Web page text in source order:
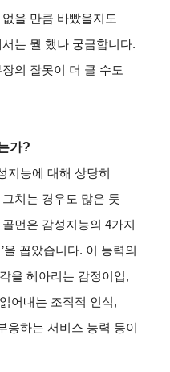
을 만큼 바빴을지도
는 뭘 했나 궁금합니다.
의 잘못이 더 클 수도
가?
지능에 대해 상당히
치는 경우도 많은 듯
먼은 감성지능의 4가지
을 꼽았습니다. 이 능력의
을 헤아리는 감정이입,
어내는 조직적 인식,
응하는 서비스 능력 등이